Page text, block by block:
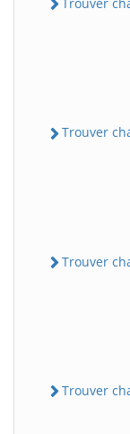
Trouver
Trouver
Trouver